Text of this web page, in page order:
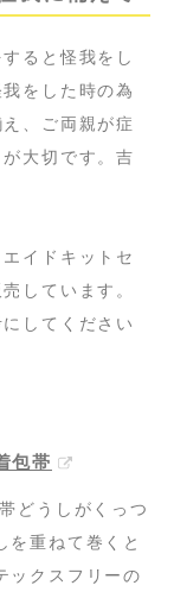
ると怪我をし
をした時の為
、ご両親が症
大切です。吉
イドキットセ
しています。
してください
包帯
どうしがくっつ
を重ねて巻くと
ックスフリーの